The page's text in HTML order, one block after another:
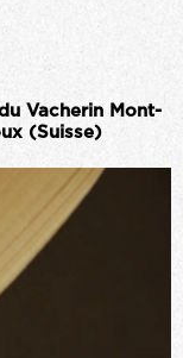
Vacherin Mont-
(Suisse)